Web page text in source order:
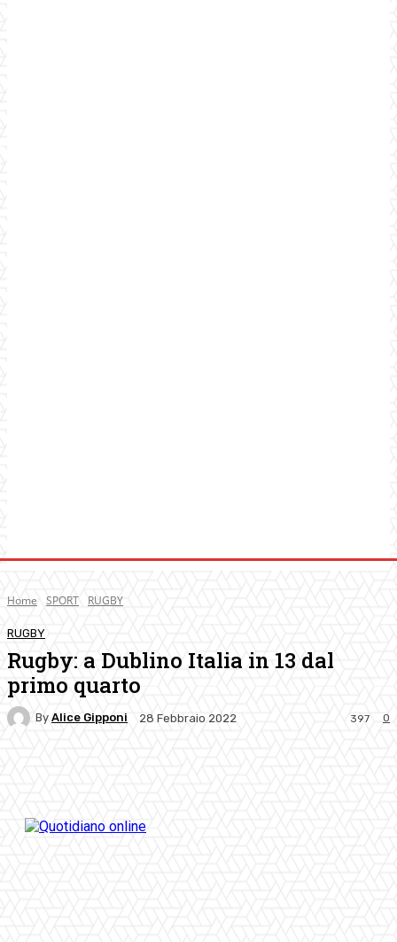
Home SPORT RUGBY
RUGBY
Rugby: a Dublino Italia in 13 dal
primo quarto
By Alice Gipponi 28 Febbraio 2022 0
397